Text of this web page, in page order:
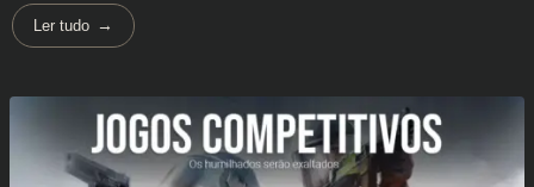
Ler tudo